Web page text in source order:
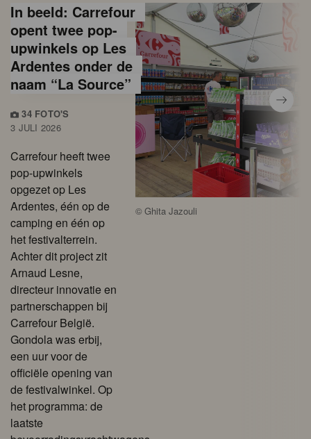
In beeld: Carrefour
opent twee pop-
upwinkels op Les
Ardentes onder de
naam “La Source”
34 FOTO'S
3 JULI 2026
Carrefour heeft twee
pop-upwinkels
opgezet op Les
Ardentes, één op de
camping en één op
het festivalterrein.
Achter dit project zit
Arnaud Lesne,
directeur innovatie en
partnerschappen bij
Carrefour België.
Gondola was erbij,
een uur voor de
officiële opening van
de festivalwinkel. Op
het programma: de
laatste
©Ghita Jazouli